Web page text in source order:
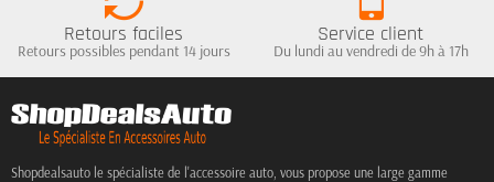
Retours faciles
Retours possibles pendant 14 jours
Service client
Du lundi au vendredi de 9h à 17h
Shopdealsauto le spécialiste de l'accessoire auto, vous propose une large gamme